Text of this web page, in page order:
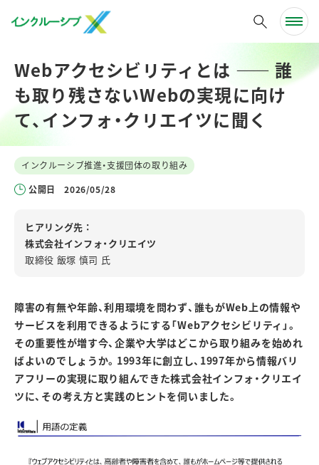
Webアクセシビリティとは ―― 誰
も取り残さないWebの実現に向け
て、インフォ・クリエイツに聞く
インクルーシブ推進・支援団体の取り組み
公開日2026/05/28
ヒアリング先
株式会社インフォ・クリエイツ
取締役 飯塚 慎司 氏
障害の有無や年齢、利用環境を問わず、誰もがWeb上の情報や
サービスを利用できるようにする「Webアクセシビリティ」。
その重要性が増す今、企業や大学はどこから取り組みを始めれ
ばよいのでしょうか。 1993年に創立し、 1997年から情報バリ
アフリーの実現に取り組んできた株式会社インフォ・クリエイ
ツに、その考え方と実践のヒントを伺いました。